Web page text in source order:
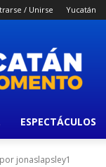
/ Unirse Yucatán
ESPECTÁCULOS
jonaslapsley1